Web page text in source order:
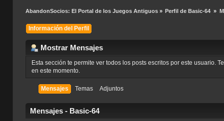
AbandonSocios: El Portal de los Juegos Antiguos» Perfil de Basic-64 »
Información del Perfil
Mostrar Mensajes
Esta sección te permite ver todos los posts escritos por este usuario.
en este momento.
Mensajes Temas Adjuntos
Mensajes - Basic-64